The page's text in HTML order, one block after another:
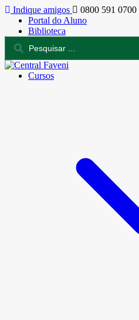
Indique amigos
0800 591 0700
Portal do Aluno
Biblioteca
Cursos